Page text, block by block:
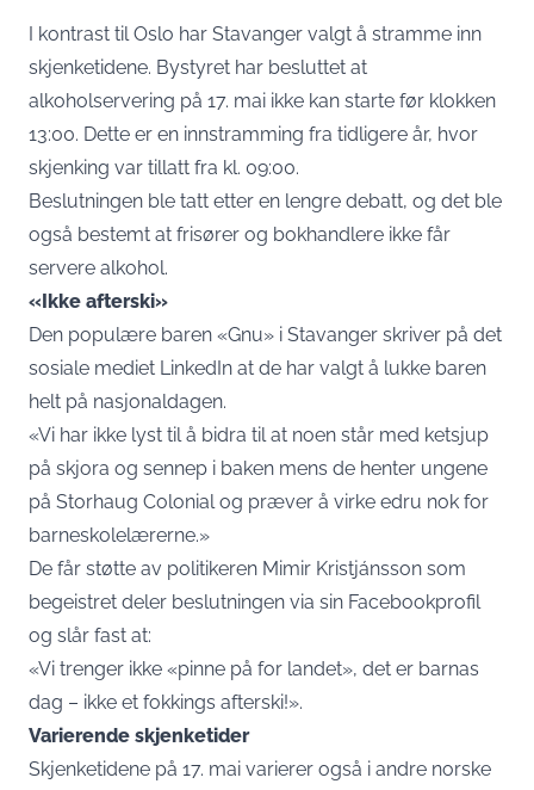
I kontrast til Oslo har Stavanger valgt å stramme inn
skjenketidene. Bystyret har besluttet at
alkoholservering på 17. mai ikke kan starte før klokken
13:00. Dette er en innstramming fra tidligere år, hvor
skjenking var tillatt fra kl. 09:00.
Beslutningen ble tatt etter en lengre debatt, og det ble
også bestemt at frisører og bokhandlere ikke får
servere alkohol.
«Ikke afterski»
Den populære baren «Gnu» i Stavanger skriver på det
sosiale mediet LinkedIn at de har valgt å lukke baren
helt på nasjonaldagen.
«Vi har ikke lyst til å bidra til at noen står med ketsjup
på skjora og sennep i baken mens de henter ungene
på Storhaug Colonial og præver å virke edru nok for
barneskolelærerne.»
De får støtte av politikeren Mimir Kristjánsson som
begeistret deler beslutningen via sin Facebookprofil
og slår fast at:
«Vi trenger ikke «pinne på for landet», det er barnas
dag – ikke et fokkings afterski!».
Varierende skjenketider
Skjenketidene på 17. mai varierer også i andre norske